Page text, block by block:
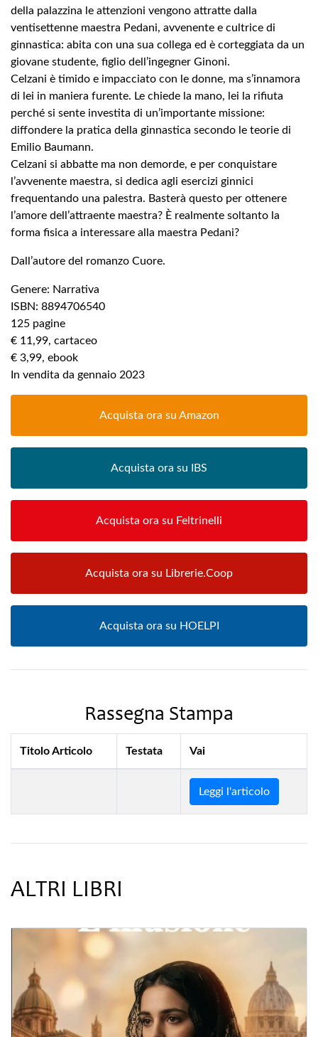
della palazzina le attenzioni vengono attratte dalla
ventisettenne maestra Pedani, avvenente e cultrice di
ginnastica: abita con una sua collega ed è corteggiata da un
giovane studente, figlio dell’ingegner Ginoni.
Celzani è timido e impacciato con le donne, ma s’innamora
di lei in maniera furente. Le chiede la mano, lei la rifiuta
perché si sente investita di un’importante missione:
diffondere la pratica della ginnastica secondo le teorie di
Emilio Baumann.
Celzani si abbatte ma non demorde, e per conquistare
l’avvenente maestra, si dedica agli esercizi ginnici
frequentando una palestra. Basterà questo per ottenere
l’amore dell’attraente maestra? È realmente soltanto la
forma fisica a interessare alla maestra Pedani?
Dall’autore del romanzo Cuore.
Genere: Narrativa
ISBN: 8894706540
125 pagine
€ 11,99, cartaceo
€ 3,99, ebook
In vendita da gennaio 2023
Acquista ora su Amazon
Acquista ora su IBS
Acquista ora su Feltrinelli
Acquista ora su Librerie.Coop
Acquista ora su HOELPI
Rassegna Stampa
Titolo Articolo Testata Vai
Leggi l'articolo
ALTRI LIBRI